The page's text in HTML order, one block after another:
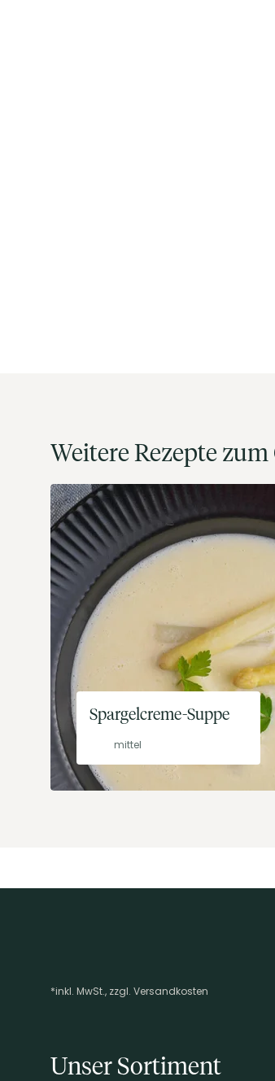
Weitere Rezepte
Spargelcreme-Suppe
mittel
Footer-Menü
*inkl. MwSt., zzgl. Versandkosten
Unser Sortiment